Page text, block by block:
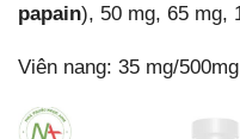
papain), 50 mg, 65 mg,
Viên nang: 35 mg/500mg